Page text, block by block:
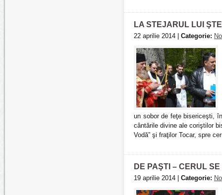
LA STEJARUL LUI
22 aprilie 2014 | Categorie:
un sobor de feţe bisericeşti,
cântările divine ale coriştilor
Vodă” şi fraţilor Tocar, spre
DE PAŞTI – CERUL
19 aprilie 2014 | Categorie: